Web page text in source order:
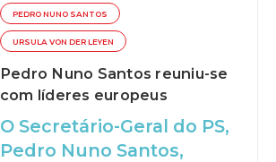
PEDRO NUNO SANTOS
URSULA VON DER LEYEN
Pedro Nuno Santos reuniu-se
com líderes europeus
O Secretário-Geral do PS,
Pedro Nuno Santos,